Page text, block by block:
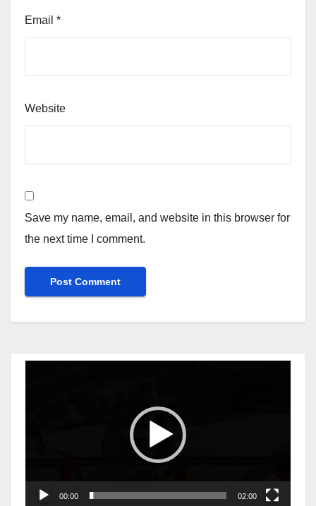
Email *
Website
Save my name, email, and website in this browser for
the next time I comment.
00:00 02:00